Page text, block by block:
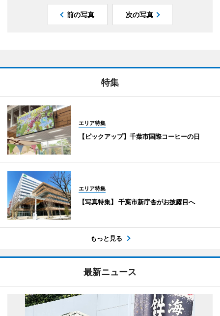
前の写真 次の写真
特集
エリア特集
【ピックアップ】千葉市国際コーヒーの日
エリア特集
【写真特集】 千葉市新庁舎がお披露目へ
もっと見る
最新ニュース